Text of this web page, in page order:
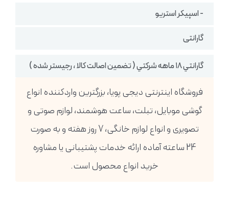
- اسپیکر استریو
گارانتی
گارانتي ١٨ ماهه شركتي ( تضمين اصالت كالا ، رجيستر شده )
فروشگاه اینترنتی دیجی پویا، بزرگترین واردکننده انواع
گوشی موبایل، تبلت، ساعت هوشمند، لوازم صوتی و
تصویری و انواع لوازم خانگی، 7 روز هفته و به صورت
24 ساعته آماده ارائه خدمات پشتیبانی یا مشاوره
خرید انواع محصول است.